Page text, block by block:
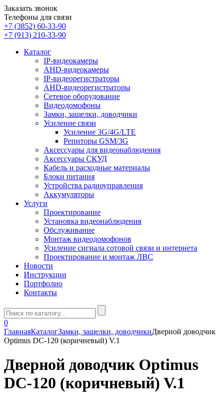
Заказать звонок
Телефоны для связи
+7 (3852) 60-33-90
+7 (913) 210-33-90
Каталог
IP-видеокамеры
AHD-видеокамеры
IP-видеорегистраторы
AHD-видеорегистраторы
Сетевое оборудование
Видеодомофоны
Замки, защелки, доводчики
Усиление связи
Усиление 3G/4G/LTE
Репиторы GSM/3G
Аксессуары для видеонаблюдения
Аксессуары СКУД
Кабель и расходные материалы
Блоки питания
Устройства радиоуправления
Аккумуляторы
Услуги
Проектирование
Установка видеонаблюдения
Обслуживание
Монтаж видеодомофонов
Усиление сигнала сотовой связи и интернета
Проектирование и монтаж ЛВС
Новости
Инструкции
Портфолио
Контакты
0
ГлавнаяКаталогЗамки, защелки, доводчикиДверной доводчик
Optimus DC-120 (коричневый) V.1
Дверной доводчик Optimus
DC-120 (коричневый) V.1